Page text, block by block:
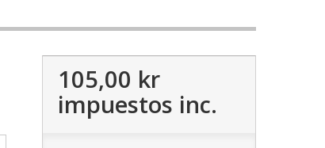
105,00 kr
impuestos inc.